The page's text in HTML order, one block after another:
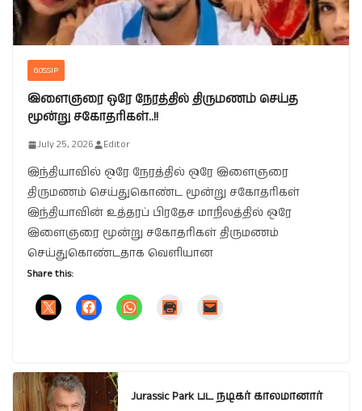
GOSSIP
இளைஞரை ஒரே நேரத்தில் திருமணம் செய்த
மூன்று சகோதரிகள்..!!
July 25, 2026 Editor
இந்தியாவில் ஒரே நேரத்தில் ஒரே இளைஞரை
திருமணம் செய்துகொண்ட மூன்று சகோதரிகள்
இந்தியாவின் உத்தரப் பிரதேச மாநிலத்தில் ஒரே
இளைஞரை மூன்று சகோதரிகள் திருமணம்
செய்துகொண்டதாக வெளியான
Share this:
Jurassic Park பட நடிகர் காலமானார்